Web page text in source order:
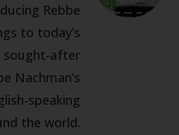
Rebbe
to today’s
a sought-after
Nachman’s
speaking
the world.